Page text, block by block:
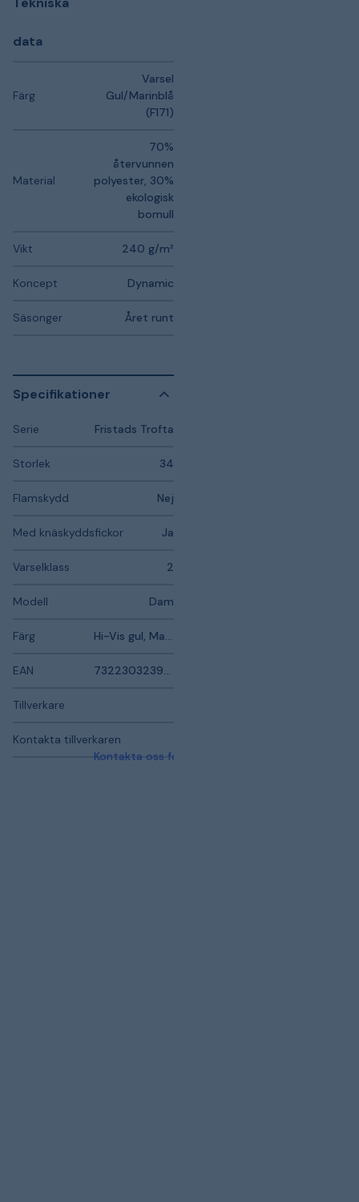
data
Färg
Varsel
Gul/Marinblå
(F171)
Material
70%
återvunnen
polyester, 30%
ekologisk
bomull
Vikt 240 g/m²
Koncept Dynamic
Säsonger Året runt
Specifikationer
Serie Fristads Trofta
Storlek 34
Flamskydd Nej
Med knäskyddsfickor Ja
Varselklass 2
Modell Dam
Färg
EAN
Tillverkare
Kontakta tillverkaren
Kontakta oss för mer information